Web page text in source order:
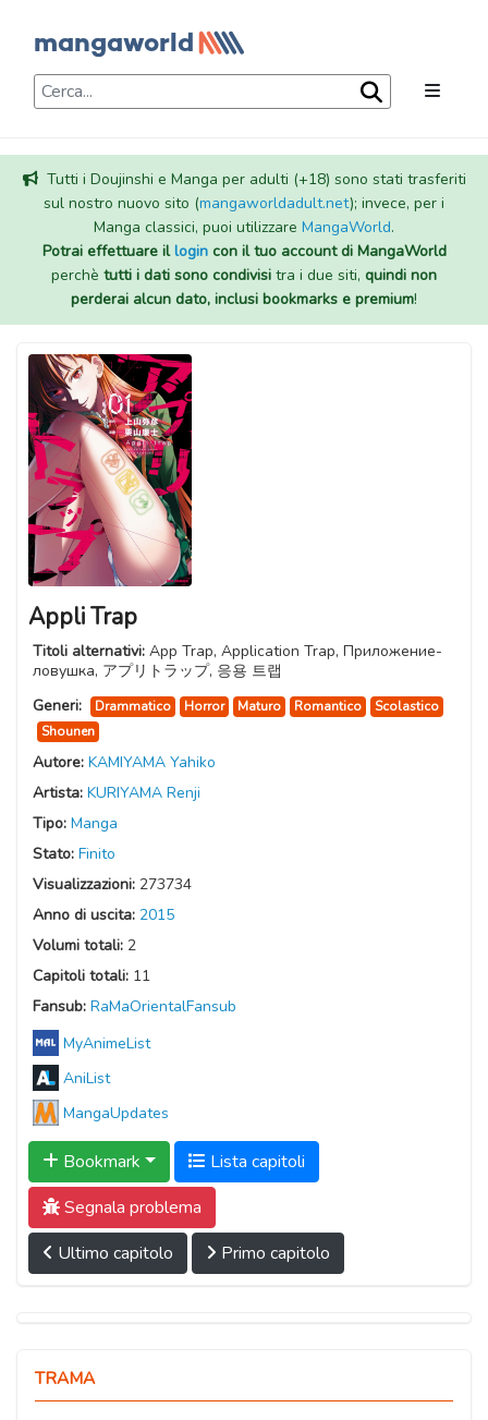
Tutti i Doujinshi e Manga per adulti (+18) sono stati trasferiti
sul nostro nuovo sito (mangaworldadult.net); invece, per i
Manga classici, puoi utilizzare MangaWorld.
Potrai effettuare illogincon il tuo account di MangaWorld
perchè tutti i dati sono condivisi tra i due siti, quindi non
perderai alcun dato, inclusi bookmarks e premium!
Appli Trap
Titoli alternativi: App Trap, Application Trap, Приложение-
ловушка, アプリトラップ, 응용 트랩
Generi:
Drammatico Horror Maturo Romantico
Scolastico
Shounen
Autore: KAMIYAMA Yahiko
Artista: KURIYAMA Renji
Tipo: Manga
Stato: Finito
Visualizzazioni: 273734
Anno di uscita: 2015
Volumi totali: 2
Capitoli totali: 11
Fansub: RaMaOrientalFansub
MyAnimeList
AniList
MangaUpdates
Bookmark
Lista capitoli
Segnala problema
Ultimo capitolo
Primo capitolo
TRAMA